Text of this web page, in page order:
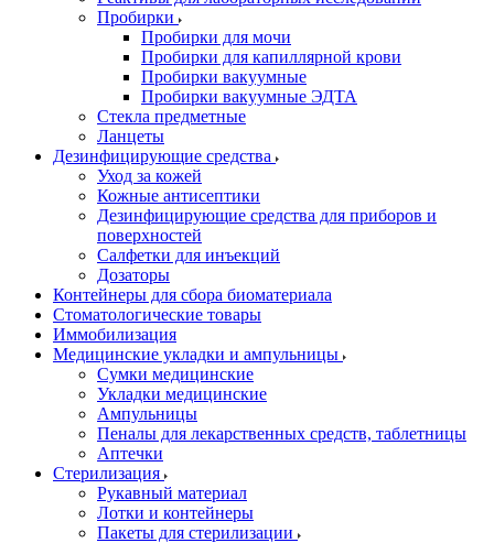
Пробирки
Пробирки для мочи
Пробирки для капиллярной крови
Пробирки вакуумные
Пробирки вакуумные ЭДТА
Стекла предметные
Ланцеты
Дезинфицирующие средства
Уход за кожей
Кожные антисептики
Дезинфицирующие средства для приборов и
поверхностей
Салфетки для инъекций
Дозаторы
Контейнеры для сбора биоматериала
Стоматологические товары
Иммобилизация
Медицинские укладки и ампульницы
Сумки медицинские
Укладки медицинские
Ампульницы
Пеналы для лекарственных средств, таблетницы
Аптечки
Стерилизация
Рукавный материал
Лотки и контейнеры
Пакеты для стерилизации